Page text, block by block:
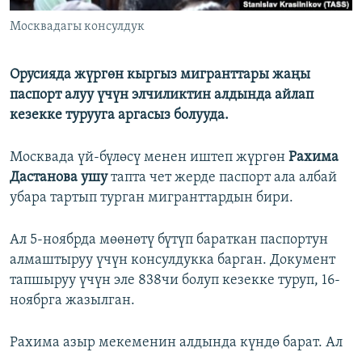
Москвадагы консулдук
Орусияда жүргөн кыргыз мигранттары жаңы
паспорт алуу үчүн элчиликтин алдында айлап
кезекке турууга аргасыз болууда.
Москвада үй-бүлөсү менен иштеп жүргөн Рахима
Дастанова ушутапта чет жерде паспорт ала албай
убара тартып турган мигранттардын бири.
Ал 5-ноябрда мөөнөтү бүтүп бараткан паспортун
алмаштыруу үчүн консулдукка барган. Документ
тапшыруу үчүн эле 838чи болуп кезекке туруп, 16-
ноябрга жазылган.
Рахима азыр мекеменин алдында күндө барат. Ал